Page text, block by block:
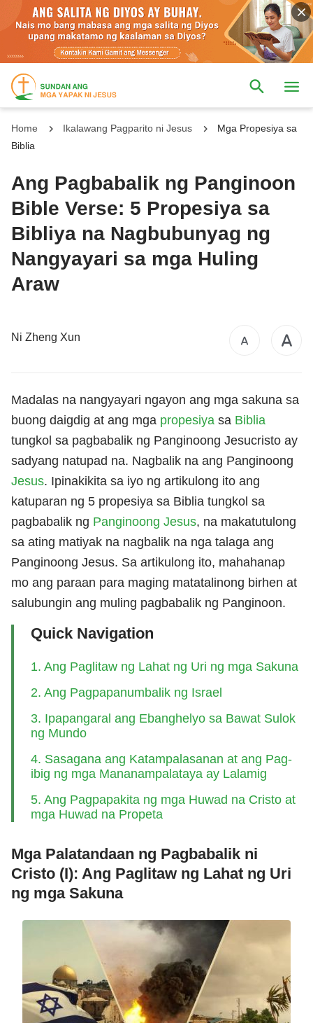
Home Ikalawang Pagparito ni Jesus
Mga Propesiya sa
Biblia
Ang Pagbabalik ng Panginoon
Bible Verse: 5 Propesiya sa
Bibliya na Nagbubunyag ng
Nangyayari sa mga Huling
Araw
Ni Zheng Xun
Madalas na nangyayari ngayon ang mga sakuna sa
buong daigdig at ang mga propesiya sa Biblia
tungkol sa pagbabalik ng Panginoong Jesucristo ay
sadyang natupad na. Nagbalik na ang Panginoong
Jesus. Ipinakikita sa iyo ng artikulong ito ang
katuparan ng 5 propesiya sa Biblia tungkol sa
pagbabalik ng Panginoong Jesus, na makatutulong
sa ating matiyak na nagbalik na nga talaga ang
Panginoong Jesus. Sa artikulong ito, mahahanap
mo ang paraan para maging matatalinong birhen at
salubungin ang muling pagbabalik ng Panginoon.
Quick Navigation
1. Ang Paglitaw ng Lahat ng Uri ng mga Sakuna
2. Ang Pagpapanumbalik ng Israel
3. Ipapangaral ang Ebanghelyo sa Bawat Sulok
ng Mundo
4. Sasagana ang Katampalasanan at ang Pag-
ibig ng mga Mananampalataya ay Lalamig
5. Ang Pagpapakita ng mga Huwad na Cristo at
mga Huwad na Propeta
Mga Palatandaan ng Pagbabalik ni
Cristo (I): Ang Paglitaw ng Lahat ng Uri
ng mga Sakuna